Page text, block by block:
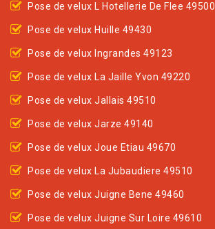
Pose de velux L Hotellerie De Flee 49500
Pose de velux Huille 49430
Pose de velux Ingrandes 49123
Pose de velux La Jaille Yvon 49220
Pose de velux Jallais 49510
Pose de velux Jarze 49140
Pose de velux Joue Etiau 49670
Pose de velux La Jubaudiere 49510
Pose de velux Juigne Bene 49460
Pose de velux Juigne Sur Loire 49610